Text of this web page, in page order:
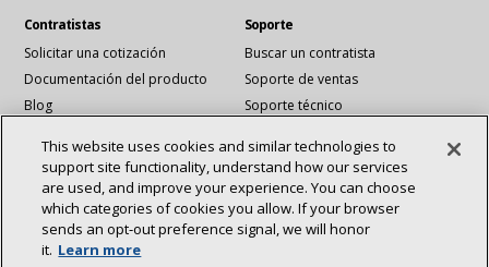
Contratistas
Solicitar una cotización
Documentación del producto
Blog
Soporte
Buscar un contratista
Soporte de ventas
Soporte técnico
Servicios de cuentas nacionales
Acerca de
Sostenibilidad
Inversionistas
Conéctese con nosotros:
This website uses cookies and similar technologies to
support site functionality, understand how our services
are used, and improve your experience. You can choose
which categories of cookies you allow. If your browser
sends an opt‑out preference signal, we will honor
it. Learn more